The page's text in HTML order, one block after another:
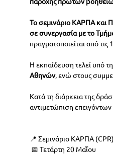
Το σεμινάριο ΚΑΡΠΑ και
σε συνεργασία με το
πραγματοποιείται από
Η εκπαίδευση τελεί υπό
Αθηνών, ενώ στους
Κατά τη διάρκεια της
αντιμετώπιση
📍 Σεμινάριο ΚΑΡΠΑ
📅 Τετάρτη 20 Μαΐου